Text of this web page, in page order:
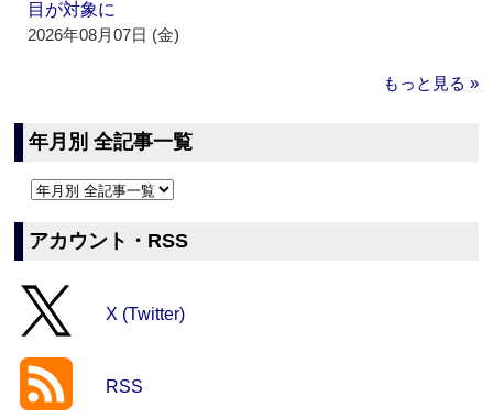
目が対象に
2026年08月07日 (金)
もっと見る »
年月別 全記事一覧
アカウント・RSS
X (Twitter)
RSS